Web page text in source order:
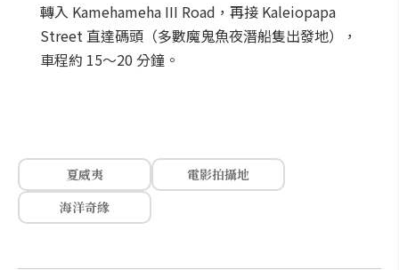
轉入 Kamehameha III Road，再接 Kaleiopapa
Street 直達碼頭（多數魔鬼魚夜潛船隻出發地），
車程約 15～20 分鐘。
夏威夷
電影拍攝地
海洋奇緣